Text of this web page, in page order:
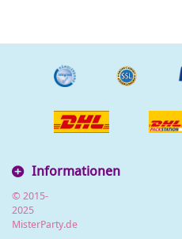
Informationen
© 2015-
2025
MisterParty.de